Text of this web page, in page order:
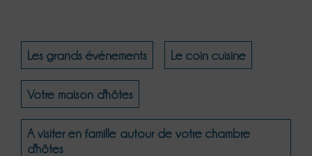
Les grands événements Le coin cuisine
Votre maison d'hôtes
A visiter en famille autour de votre chambre
d'hôtes